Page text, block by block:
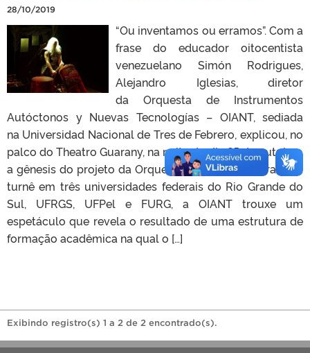
28/10/2019
“Ou inventamos ou erramos”. Com a
frase do educador oitocentista
venezuelano Simón Rodrigues,
Alejandro Iglesias, diretor
da Orquesta de Instrumentos
Autóctonos y Nuevas Tecnologías – OIANT, sediada
na Universidad Nacional de Tres de Febrero, explicou, no
palco do Theatro Guarany, na noite do dia 25 de outubro,
a gênesis do projeto da Orquestra. Convidada para uma
turnê em três universidades federais do Rio Grande do
Sul, UFRGS, UFPel e FURG, a OIANT trouxe um
espetáculo que revela o resultado de uma estrutura de
formação acadêmica na qual o […]
Exibindo registro(s) 1 a 2 de 2 encontrado(s).